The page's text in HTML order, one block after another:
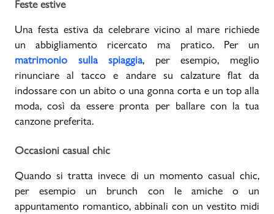
Feste estive
Una festa estiva da celebrare vicino al mare richiede
un abbigliamento ricercato ma pratico. Per un
matrimonio sulla spiaggia, per esempio, meglio
rinunciare al tacco e andare su calzature flat da
indossare con un abito o una gonna corta e un top alla
moda, così da essere pronta per ballare con la tua
canzone preferita.
Occasioni casual chic
Quando si tratta invece di un momento casual chic,
per esempio un brunch con le amiche o un
appuntamento romantico, abbinali con un vestito midi